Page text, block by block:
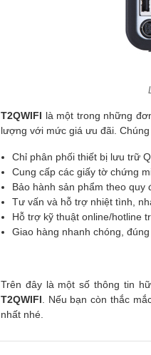
T2QWIFI là một trong những
lượng với mức giá ưu đãi.
Chỉ phân phối thiết bị lưu trữ
Cung cấp các giấy tờ chứng
Bảo hành sản phẩm theo quy
Tư vấn và hỗ trợ nhiệt tình,
Hỗ trợ kỹ thuật online/hotline
Giao hàng nhanh chóng,
Trên đây là một số thông tin
T2QWIFI. Nếu bạn còn thắc
nhất nhé.